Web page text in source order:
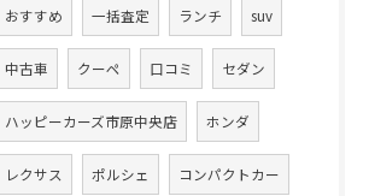
おすすめ 一括査定 ランチ suv
中古車 クーペ 口コミ セダン
ハッピーカーズ市原中央店 ホンダ
レクサス ポルシェ コンパクトカー